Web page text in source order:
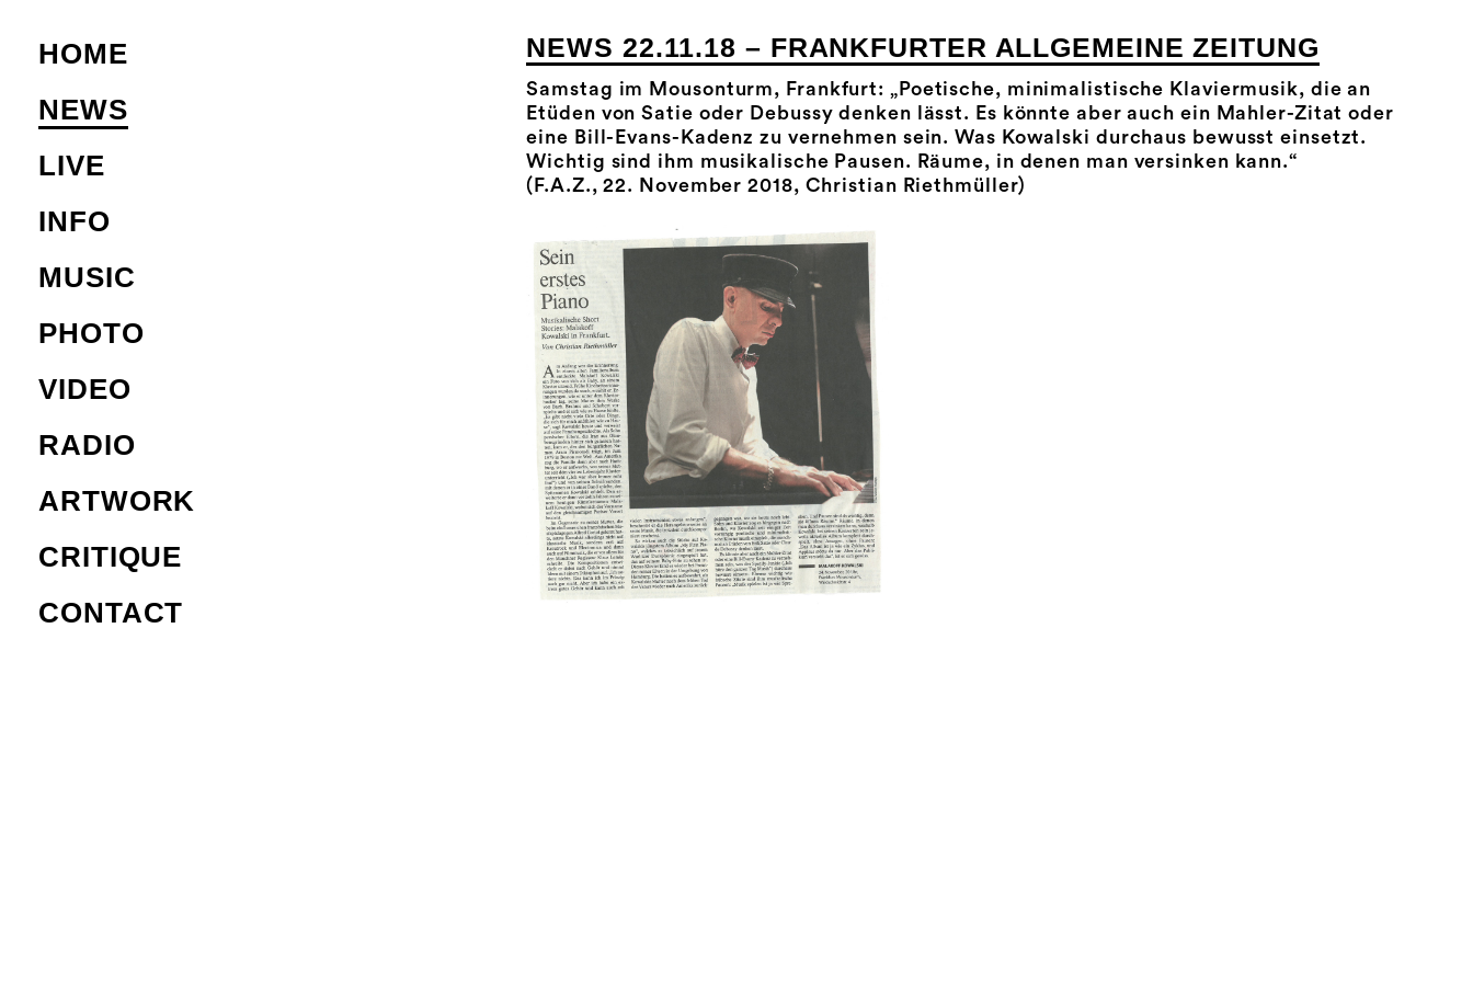
HOME
NEWS
LIVE
INFO
MUSIC
PHOTO
VIDEO
RADIO
ARTWORK
CRITIQUE
CONTACT
NEWS 22.11.18 – FRANKFURTER ALLGEMEINE ZEITUNG
Samstag im Mousonturm, Frankfurt: „Poetische, minimalistische Klaviermusik, die an
Etüden von Satie oder Debussy denken lässt. Es könnte aber auch ein Mahler-Zitat oder
eine Bill-Evans-Kadenz zu vernehmen sein. Was Kowalski durchaus bewusst einsetzt.
Wichtig sind ihm musikalische Pausen. Räume, in denen man versinken kann.“
(F.A.Z., 22. November 2018, Christian Riethmüller)